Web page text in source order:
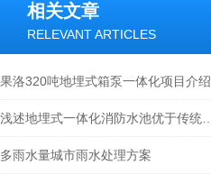
相关文章
RELEVANT ARTICLES
果洛320吨地埋式箱泵一体化项目介绍
多雨水量城市雨水处理方案